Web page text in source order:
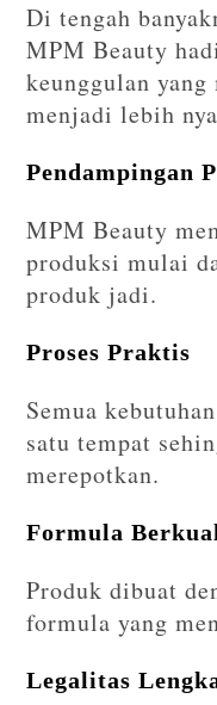
Di tengah
MPM Beauty
keunggulan
menjadi lebih
Pendampingan
MPM Beauty
produksi mulai
produk jadi.
Proses Praktis
Semua
satu tempat
merepotkan.
Formula
Produk dibuat
formula yang
Legalitas